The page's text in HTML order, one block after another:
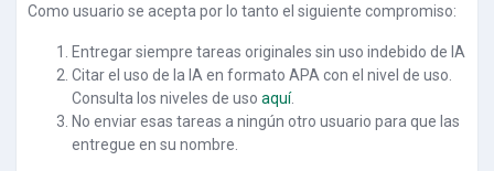
Como usuario se acepta por lo tanto el siguiente compromiso:
Entregar siempre tareas originales sin uso indebido de IA
Citar el uso de la IA en formato APA con el nivel de uso.
Consulta los niveles de uso aquí.
No enviar esas tareas a ningún otro usuario para que las
entregue en su nombre.